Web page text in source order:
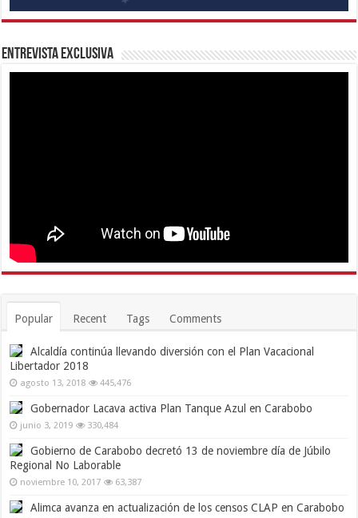
Entrevista Exclusiva
Popular Recent Tags Comments
Alcaldía continúa llevando diversión con el Plan Vacacional
Libertador 2018
agosto 13, 2018 445,476
Gobernador Lacava activa Plan Tanque Azul en Carabobo
junio 3, 2019 330,484
Gobierno de Carabobo decretó 13 de noviembre día de Júbilo
Regional No Laborable
noviembre 10, 2017 63,387
Alimca avanza en actualización de los censos CLAP en Carabobo